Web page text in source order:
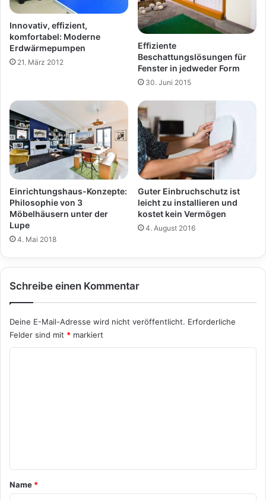
Innovativ, effizient,
komfortabel: Moderne
Erdwärmepumpen
21. März 2012
Effiziente
Beschattungslösungen für
Fenster in jedweder Form
30. Juni 2015
Einrichtungshaus-Konzepte:
Philosophie von 3
Möbelhäusern unter der
Lupe
4. Mai 2018
Guter Einbruchschutz ist
leicht zu installieren und
kostet kein Vermögen
4. August 2016
Schreibe einen Kommentar
Deine E-Mail-Adresse wird nicht veröffentlicht. Erforderliche
Felder sind mit * markiert
a
Name *